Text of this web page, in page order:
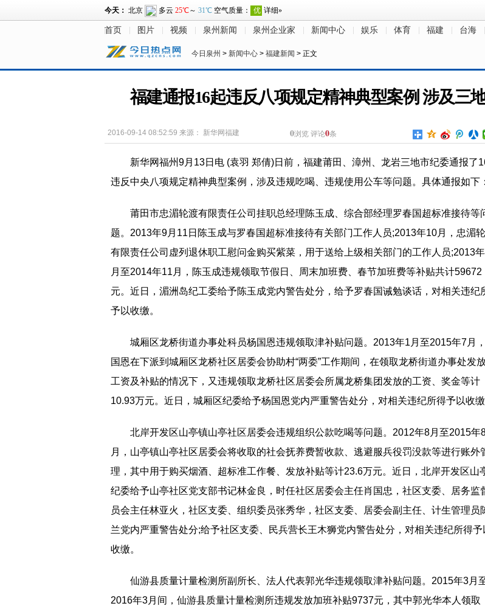
首页 图片 视频 泉州新闻 泉州企业家 新闻中心 娱乐 体育 福建 台海
今日泉州 > 新闻中心 > 福建新闻 > 正文
福建通报16起违反八项规定精神典型案例 涉及三
2016-09-14 08:52:59 来源： 新华网福建 0浏览 评论0条
新华网福州9月13日电 (袁羽 郑倩)日前，福建莆田、漳州、龙岩三地市纪委通报了
违反中央八项规定精神典型案例，涉及违规吃喝、违规使用公车等问题。具体通报如下：
莆田市忠湄轮渡有限责任公司挂职总经理陈玉成、综合部经理罗春国超标准接待等
题。2013年9月11日陈玉成与罗春国超标准接待有关部门工作人员;2013年10月，忠湄
有限责任公司虚列退休职工慰问金购买紫菜，用于送给上级相关部门的工作人员;2013
月至2014年11月，陈玉成违规领取节假日、周末加班费、春节加班费等补贴共计59672
元。近日，湄洲岛纪工委给予陈玉成党内警告处分，给予罗春国诫勉谈话，对相关违纪
予以收缴。
城厢区龙桥街道办事处科员杨国恩违规领取津补贴问题。2013年1月至2015年7月
国恩在下派到城厢区龙桥社区居委会协助村“两委”工作期间，在领取龙桥街道办事处发
工资及补贴的情况下，又违规领取龙桥社区居委会所属龙桥集团发放的工资、奖金等计
10.93万元。近日，城厢区纪委给予杨国恩党内严重警告处分，对相关违纪所得予以收缴
北岸开发区山亭镇山亭社区居委会违规组织公款吃喝等问题。2012年8月至2015年
月，山亭镇山亭社区居委会将收取的社会抚养费暂收款、逃避服兵役罚没款等进行账外
理，其中用于购买烟酒、超标准工作餐、发放补贴等计23.6万元。近日，北岸开发区山
纪委给予山亭社区党支部书记林金良，时任社区居委会主任肖国忠，社区支委、居务监
员会主任林亚火，社区支委、组织委员张秀华，社区支委、居委会副主任、计生管理员
兰党内严重警告处分;给予社区支委、民兵营长王木狮党内警告处分，对相关违纪所得予
收缴。
仙游县质量计量检测所副所长、法人代表郭光华违规领取津补贴问题。2015年3月
2016年3月间，仙游县质量计量检测所违规发放加班补贴9737元，其中郭光华本人领取